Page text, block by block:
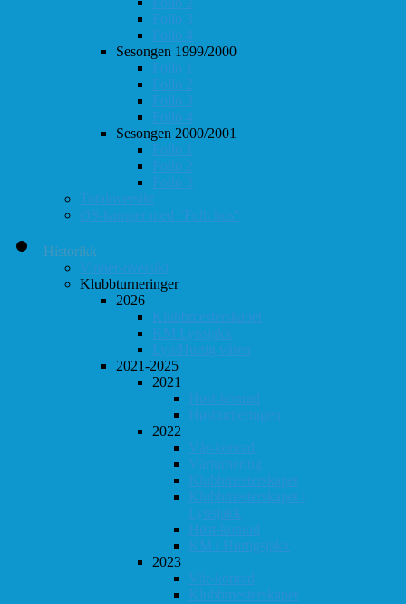
Follo 3
Follo 4
Sesongen 1999/2000
Follo 1
Follo 2
Follo 3
Follo 4
Sesongen 2000/2001
Follo 1
Follo 2
Follo 3
Totaloversikt
ØS-kamper med "Fullt hus"
Historikk
Vinner-oversikt
Klubbturneringer
2026
Klubbmesterskapet
KM Lynsjakk
Lyn/Hurtig våren
2021-2025
2021
Høst-konrad
Høstturneringen
2022
Vår-konrad
Vårturnering
Klubbmesterskapet
Klubbmesterskapet i
Lynsjakk
Høst-konrad
KM i Hurtigsjakk
2023
Vår-konrad
Klubbmesterskapet